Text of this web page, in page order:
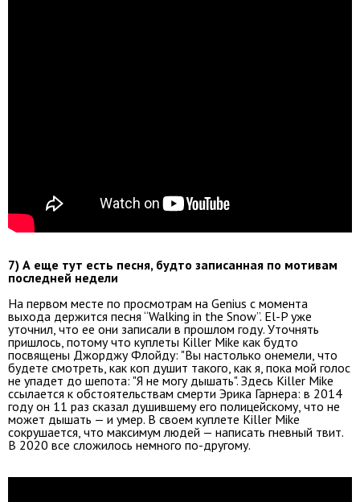
7) А еще тут есть песня, будто записанная по мотивам
последней недели
На первом месте по просмотрам на Genius с момента
выхода держится песня “Walking in the Snow”. El-P уже
уточнил, что ее они записали в прошлом году. Уточнять
пришлось, потому что куплеты Killer Mike как будто
посвящены Джорджу Флойду: "Вы настолько онемели, что
будете смотреть, как коп душит такого, как я, пока мой голос
не упадет до шепота: "Я не могу дышать". Здесь Killer Mike
ссылается к обстоятельствам смерти Эрика Гарнера: в 2014
году он 11 раз сказал душившему его полицейскому, что не
может дышать — и умер. В своем куплете Killer Mike
сокрушается, что максимум людей — написать гневный твит.
В 2020 все сложилось немного по-другому.